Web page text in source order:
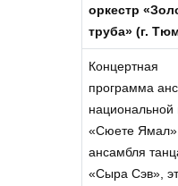
оркестр
труба» (г.
Концертная
программа
национальной
«Сюете
ансамбля
«Сыра Сэв»,